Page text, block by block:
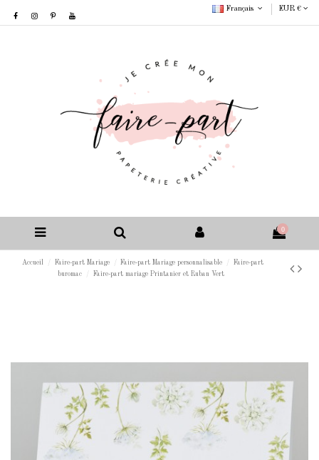
Français EUR €
0
Accueil Faire-part Mariage Faire-part Mariage personnalisable
Faire-part
buromac
Faire-part mariage Printanier et Ruban Vert